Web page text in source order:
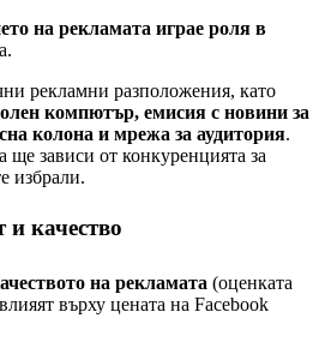
на рекламата играе роля в
рекламни разположения, като
компютър, емисия с новини за
колона и мрежа за аудитория.
ще зависи от конкуренцията за
избрали.
качество
на рекламата (оценката
върху цената на Facebook